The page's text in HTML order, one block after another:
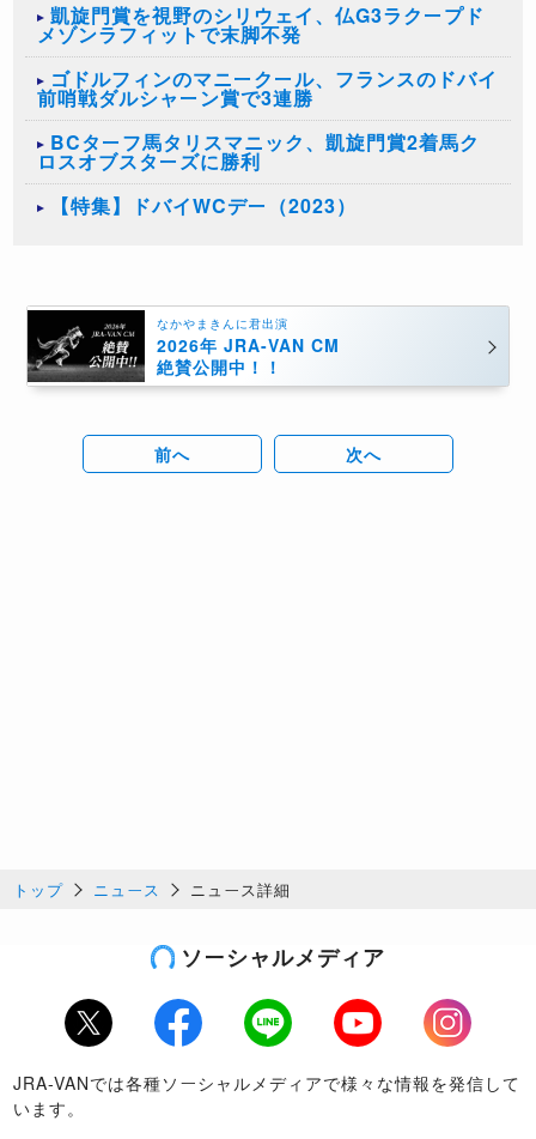
凱旋門賞を視野のシリウェイ、仏G3ラクープド
メゾンラフィットで末脚不発
ゴドルフィンのマニークール、フランスのドバイ
前哨戦ダルシャーン賞で3連勝
BCターフ馬タリスマニック、凱旋門賞2着馬ク
ロスオブスターズに勝利
【特集】ドバイWCデー（2023）
なかやまきんに君出演
2026年 JRA-VAN CM
絶賛公開中！！
前へ 次へ
トップ ニュース ニュース詳細
ソーシャルメディア
Twitter Facebook LINE Youtube
Instagram
JRA-VANでは各種ソーシャルメディアで様々な情報を発信して
います。